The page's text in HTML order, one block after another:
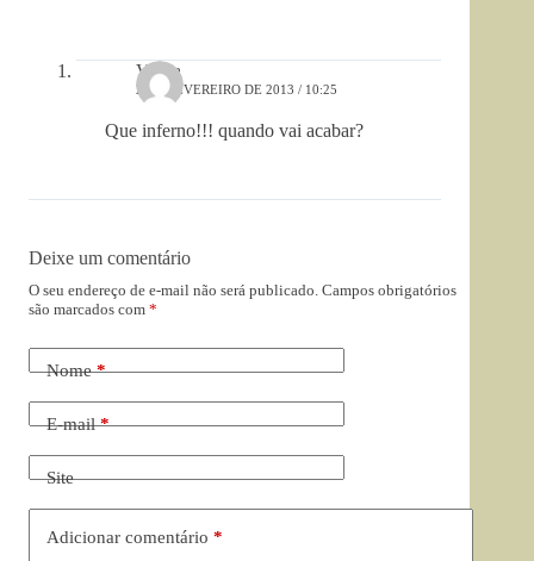
Vânia
2 DE FEVEREIRO DE 2013 / 10:25
Que inferno!!! quando vai acabar?
Deixe um comentário
O seu endereço de e-mail não será publicado. Campos obrigatórios
são marcados com *
Nome*
E-mail*
Site
Adicionar comentário *